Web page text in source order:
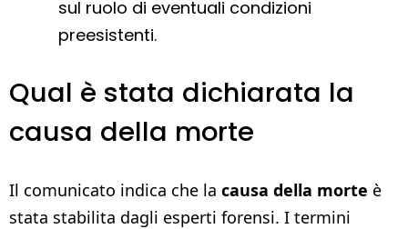
sul ruolo di eventuali condizioni
preesistenti.
Qual è stata dichiarata la
causa della morte
Il comunicato indica che la causa della morte è
stata stabilita dagli esperti forensi. I termini